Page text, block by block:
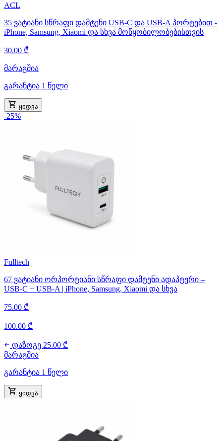
ACL
35 ვატიანი სწრაფი დამტენი USB-C და USB-A პორტებით -
iPhone, Samsung, Xiaomi და სხვა მოწყობილობებისთვის
30.00 ₾
მარაგშია
გარანტია 1 წელი
ყიდვა
-25%
Fulltech
67 ვატიანი ორპორტიანი სწრაფი დამტენი ადაპტერი –
USB-C + USB-A | iPhone, Samsung, Xiaomi და სხვა
75.00 ₾
100.00 ₾
დაზოგე 25.00 ₾
მარაგშია
გარანტია 1 წელი
ყიდვა